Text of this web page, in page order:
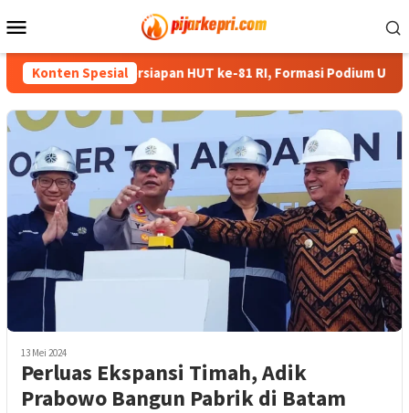
ke
Mobile
Konten Spesial
Matangkan Persiapan HUT ke-81 RI, Formasi Podium Upacara
13 Mei 2024
Perluas Ekspansi Timah, Adik
Prabowo Bangun Pabrik di Batam